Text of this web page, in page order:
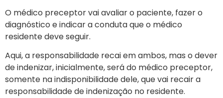
O médico preceptor vai avaliar o paciente, fazer o
diagnóstico e indicar a conduta que o médico
residente deve seguir.
Aqui, a responsabilidade recai em ambos, mas o dever
de indenizar, inicialmente, será do médico preceptor,
somente na indisponibilidade dele, que vai recair a
responsabilidade de indenização no residente.